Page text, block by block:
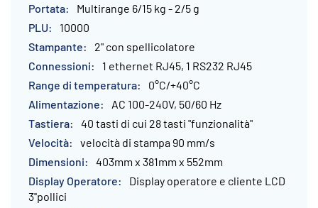
Multirange 6/15 kg - 2/5 g
10000
2" con spellicolatore
1 ethernet RJ45, 1 RS232 RJ45
0°C/+40°C
AC 100-240V, 50/60 Hz
40 tasti di cui 28 tasti "funzionalità"
velocità di stampa 90 mm/s
403mm x 381mm x 552mm
Display operatore e cliente LCD
3''pollici